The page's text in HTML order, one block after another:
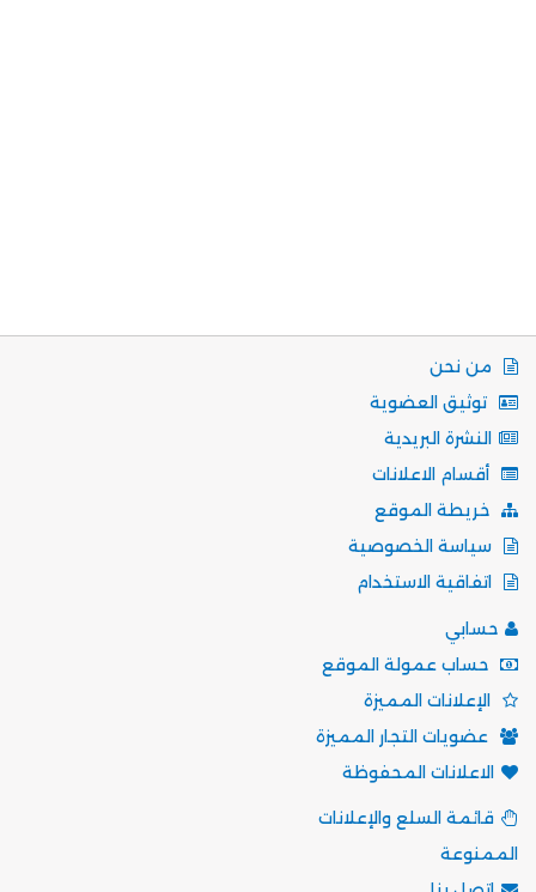
من نحن
توثيق العضوية
النشرة البريدية
أقسام الاعلانات
خريطة الموقع
سياسة الخصوصية
اتفاقية الاستخدام
حسابي
حساب عمولة الموقع
الإعلانات المميزة
عضويات التجار المميزة
الاعلانات المحفوظة
قائمة السلع والإعلانات
الممنوعة